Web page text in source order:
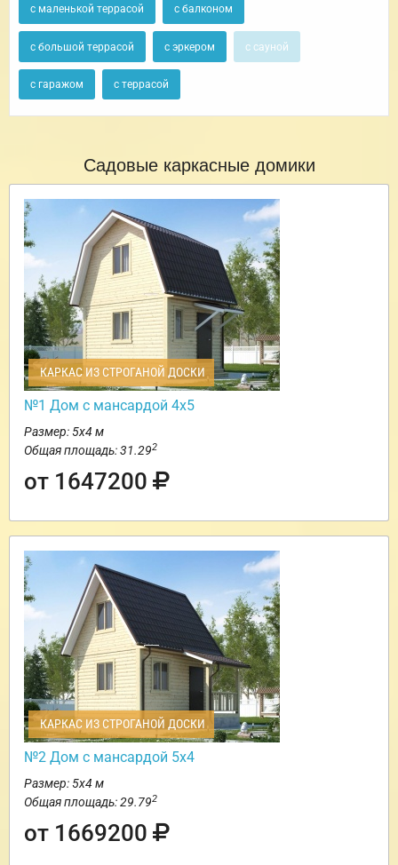
с маленькой террасой с балконом
с большой террасой с эркером с сауной
с гаражом с террасой
Садовые каркасные домики
КАРКАС ИЗ СТРОГАНОЙ ДОСКИ
№1 Дом с мансардой 4х5
Размер: 5х4 м
Общая площадь: 31.292
от 1647200
КАРКАС ИЗ СТРОГАНОЙ ДОСКИ
№2 Дом с мансардой 5х4
Размер: 5х4 м
Общая площадь: 29.792
от 1669200